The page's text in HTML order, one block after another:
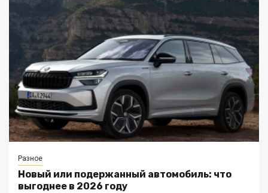
Разное
Новый или подержанный автомобиль: что
выгоднее в 2026 году